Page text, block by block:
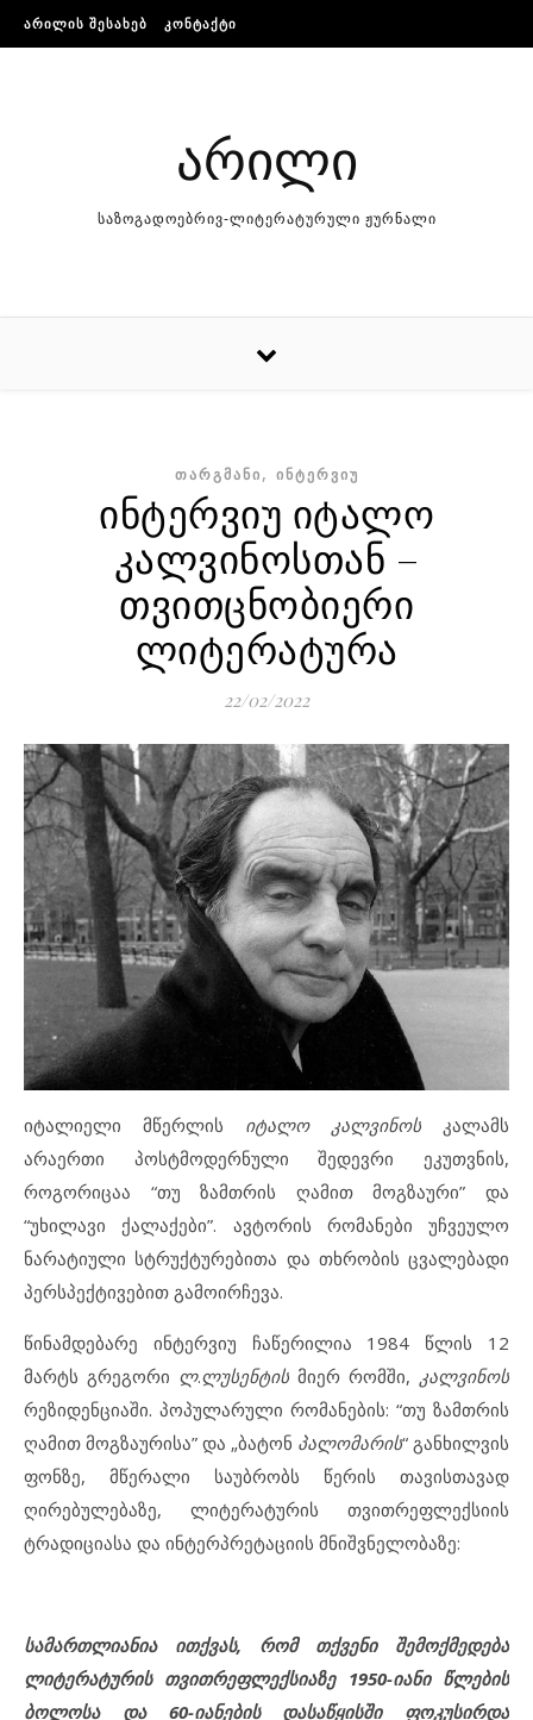
Skip to content
ᲐᲠᲘᲚᲘᲡ ᲨᲔᲡᲐᲮᲔᲑ ᲙᲝᲜᲢᲐᲥᲢᲘ
არილი
საზოგადოებრივ-ლიტერატურული ჟურნალი
ᲗᲐᲠᲒᲛᲐᲜᲘ, ᲘᲜᲢᲔᲠᲕᲘᲣ
ინტერვიუ იტალო
კალვინოსთან –
თვითცნობიერი
ლიტერატურა
22/02/2022
იტალიელი მწერლის იტალო კალვინოს კალამს
არაერთი პოსტმოდერნული შედევრი ეკუთვნის,
როგორიცაა “თუ ზამთრის ღამით მოგზაური” და
“უხილავი ქალაქები”. ავტორის რომანები უჩვეულო
ნარატიული სტრუქტურებითა და თხრობის ცვალებადი
პერსპექტივებით გამოირჩევა.
წინამდებარე ინტერვიუ ჩაწერილია 1984 წლის 12
მარტს გრეგორი ლ.ლუსენტის მიერ რომში, კალვინოს
რეზიდენციაში. პოპულარული რომანების: “თუ ზამთრის
ღამით მოგზაურისა” და „ბატონ პალომარის“ განხილვის
ფონზე, მწერალი საუბრობს წერის თავისთავად
ღირებულებაზე, ლიტერატურის თვითრეფლექსიის
ტრადიციასა და ინტერპრეტაციის მნიშვნელობაზე:
სამართლიანია ითქვას, რომ თქვენი შემოქმედება
ლიტერატურის თვითრეფლექსიაზე 1950-იანი წლების
ბოლოსა და 60-იანების დასაწყისში ფოკუსირდა